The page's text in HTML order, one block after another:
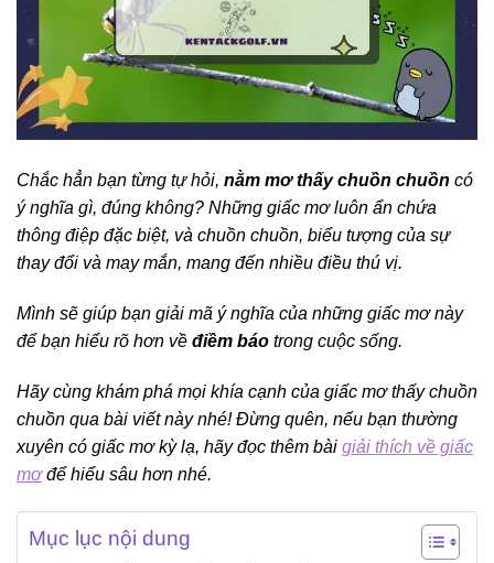
Chắc hẳn bạn từng tự hỏi, nằm mơ thấy chuồn chuồn có
ý nghĩa gì, đúng không? Những giấc mơ luôn ẩn chứa
thông điệp đặc biệt, và chuồn chuồn, biểu tượng của sự
thay đổi và may mắn, mang đến nhiều điều thú vị.
Mình sẽ giúp bạn giải mã ý nghĩa của những giấc mơ này
để bạn hiểu rõ hơn về điềm báo trong cuộc sống.
Hãy cùng khám phá mọi khía cạnh của giấc mơ thấy chuồn
chuồn qua bài viết này nhé! Đừng quên, nếu bạn thường
xuyên có giấc mơ kỳ lạ, hãy đọc thêm bài giải thích về giấc
mơđể hiểu sâu hơn nhé.
Mục lục nội dung